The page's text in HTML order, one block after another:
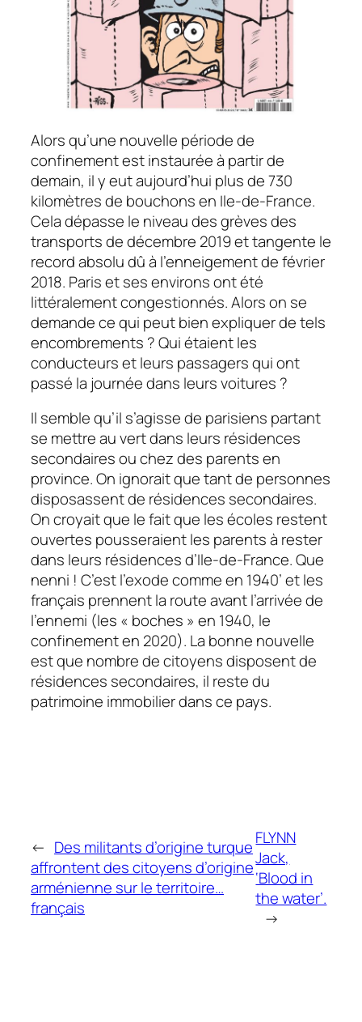
Alors qu’une nouvelle période de
confinement est instaurée à partir de
demain, il y eut aujourd’hui plus de 730
kilomètres de bouchons en Ile-de-France.
Cela dépasse le niveau des grèves des
transports de décembre 2019 et tangente le
record absolu dû à l’enneigement de février
2018. Paris et ses environs ont été
littéralement congestionnés. Alors on se
demande ce qui peut bien expliquer de tels
encombrements ? Qui étaient les
conducteurs et leurs passagers qui ont
passé la journée dans leurs voitures ?
Il semble qu’il s’agisse de parisiens partant
se mettre au vert dans leurs résidences
secondaires ou chez des parents en
province. On ignorait que tant de personnes
disposassent de résidences secondaires.
On croyait que le fait que les écoles restent
ouvertes pousseraient les parents à rester
dans leurs résidences d’Ile-de-France. Que
nenni ! C’est l’exode comme en 1940’ et les
français prennent la route avant l’arrivée de
l’ennemi (les « boches » en 1940, le
confinement en 2020). La bonne nouvelle
est que nombre de citoyens disposent de
résidences secondaires, il reste du
patrimoine immobilier dans ce pays.
← Des militants d’origine turque
affrontent des citoyens d’origine
arménienne sur le territoire…
français
FLYNN
Jack,
‘Blood in
the water’.
→